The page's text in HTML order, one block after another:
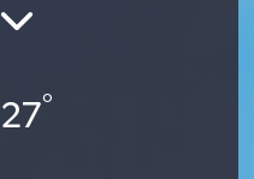
27°